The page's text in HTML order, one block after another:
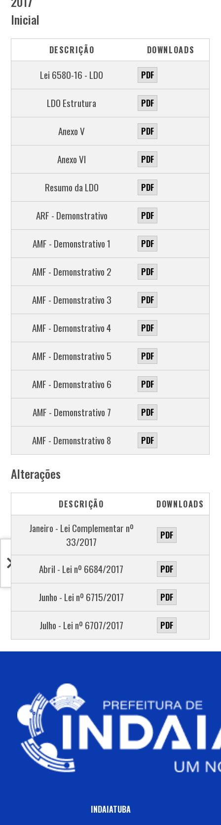
Inicial
DESCRIÇÃO DOWNLOADS
Lei 6580-16 - LDO PDF
LDO Estrutura PDF
Anexo V PDF
Anexo VI PDF
Resumo da LDO PDF
ARF - Demonstrativo PDF
AMF - Demonstrativo 1 PDF
AMF - Demonstrativo 2 PDF
AMF - Demonstrativo 3 PDF
AMF - Demonstrativo 4 PDF
AMF - Demonstrativo 5 PDF
AMF - Demonstrativo 6 PDF
AMF - Demonstrativo 7 PDF
AMF - Demonstrativo 8 PDF
Alterações
DESCRIÇÃO DOWNLOADS
Janeiro - Lei Complementar nº
33/2017
PDF
Abril - Lei nº 6684/2017 PDF
Junho - Lei nº 6715/2017 PDF
Julho - Lei nº 6707/2017 PDF
INDAIATUBA